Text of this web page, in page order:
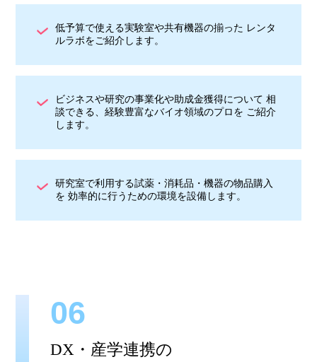
低予算で使える実験室や共有機器の揃った レンタ
ルラボをご紹介します。
ビジネスや研究の事業化や助成金獲得について 相
談できる、経験豊富なバイオ領域のプロを ご紹介
します。
研究室で利用する試薬・消耗品・機器の物品購入
を 効率的に行うための環境を設備します。
06
DX・産学連携の